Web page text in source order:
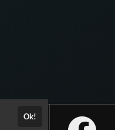
Ok!